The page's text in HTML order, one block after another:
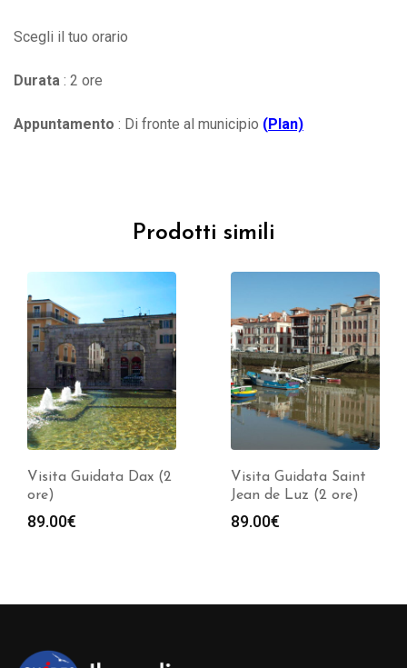
Scegli il tuo orario
Durata : 2 ore
Appuntamento : Di fronte al municipio (Plan)
Prodotti simili
Visita Guidata Dax (2
ore)
89.00€
Visita Guidata Saint
Jean de Luz (2 ore)
89.00€